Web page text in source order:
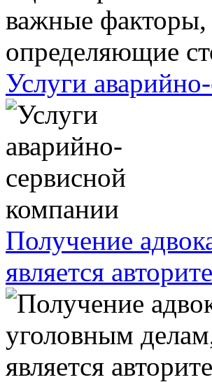
Услуги
Получение
является